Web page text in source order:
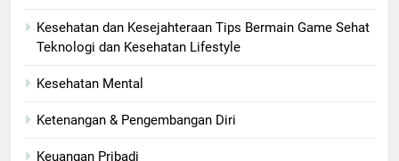
Kesehatan dan Kesejahteraan Tips Bermain Game Sehat
Teknologi dan Kesehatan Lifestyle
Kesehatan Mental
Ketenangan & Pengembangan Diri
Keuangan Pribadi